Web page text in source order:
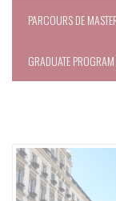
PARCOURS DE
GRADUATE